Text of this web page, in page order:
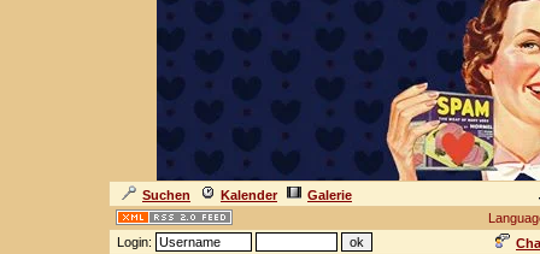
Suchen Kalender
Galerie
Login: